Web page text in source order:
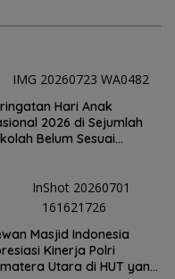
Hari Anak
2026 di Sejumlah
Belum Sesuai
Masjid Indonesia
Kinerja Polri
Utara di HUT yang